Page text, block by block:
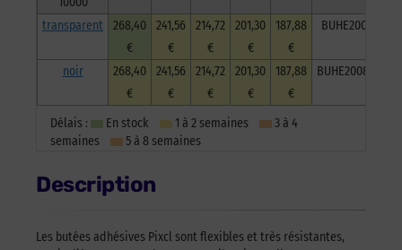
transparent
268,40
€
241,56
€
214,72
€
201,30
€
187,88
€
noir
268,40
€
241,56
€
214,72
€
201,30
€
187,88
€
Délais : En stock 1 à 2 semaines
3 à 4
semaines
5 à 8 semaines
Description
Les butées adhésives Pixcl sont flexibles et très résistantes,